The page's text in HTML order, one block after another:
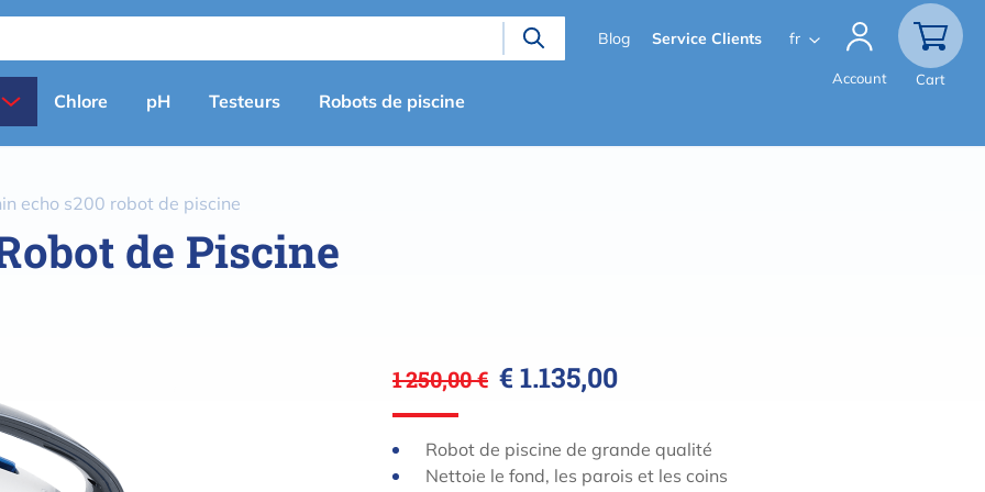
Primary
menu
Chlore pH Testeurs Robots de piscine
Secondary
Blog Service Clients fr
Account Cart
echo s200 robot de piscine
de Piscine
1 250,00 € € 1.135,00
Robot de piscine de grande qualité
Nettoie le fond, les parois et les coins